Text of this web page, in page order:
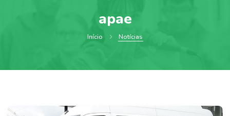
apae
Início Notícias